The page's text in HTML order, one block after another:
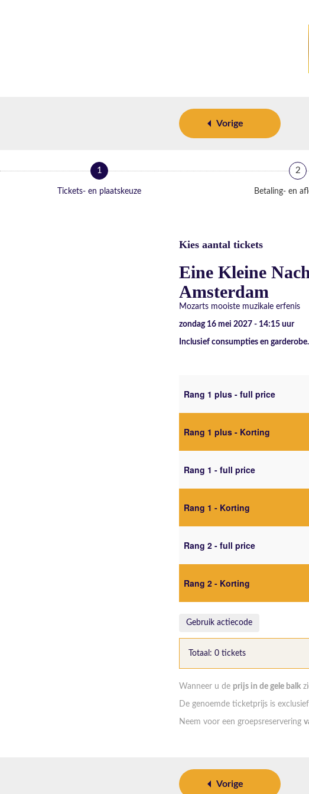
Vorige
1
Tickets- en plaatskeuze
2
Betaling- en
Kies aantal tickets
Eine Kleine
Amsterdam
Mozarts mooiste muzikale erfenis
zondag 16 mei 2027 - 14:15 uur
Inclusief consumpties en garderobe.
Rang 1 plus - full price
Rang 1 plus - Korting
Rang 1 - full price
Rang 1 - Korting
Rang 2 - full price
Rang 2 - Korting
Gebruik actiecode
Totaal: 0 tickets
Wanneer u de prijs in de gele balk
De genoemde ticketprijs is
Neem voor een groepsreservering
Vorige